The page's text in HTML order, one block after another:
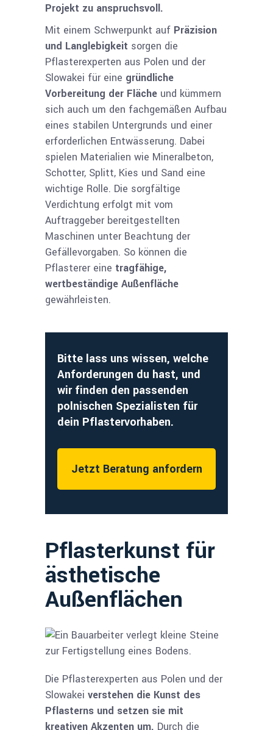
Projekt zu anspruchsvoll.
Mit einem Schwerpunkt auf Präzision
und Langlebigkeit sorgen die
Pflasterexperten aus Polen und der
Slowakei für eine gründliche
Vorbereitung der Fläche und kümmern
sich auch um den fachgemäßen Aufbau
eines stabilen Untergrunds und einer
erforderlichen Entwässerung. Dabei
spielen Materialien wie Mineralbeton,
Schotter, Splitt, Kies und Sand eine
wichtige Rolle. Die sorgfältige
Verdichtung erfolgt mit vom
Auftraggeber bereitgestellten
Maschinen unter Beachtung der
Gefällevorgaben. So können die
Pflasterer eine tragfähige,
wertbeständige Außenfläche
gewährleisten.
Bitte lass uns wissen, welche
Anforderungen du hast, und
wir finden den passenden
polnischen Spezialisten für
dein Pflastervorhaben.
Jetzt Beratung anfordern
Pflasterkunst für
ästhetische
Außenflächen
Die Pflasterexperten aus Polen und der
Slowakei verstehen die Kunst des
Pflasterns und setzen sie mit
kreativen Akzenten um. Durch die